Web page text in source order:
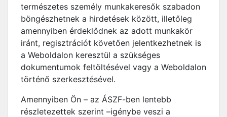
természetes személy munkakeresők szabadon
böngészhetnek a hirdetések között, illetőleg
amennyiben érdeklődnek az adott munkakör
iránt, regisztrációt követően jelentkezhetnek is
a Weboldalon keresztül a szükséges
dokumentumok feltöltésével vagy a Weboldalon
történő szerkesztésével.
Amennyiben Ön – az ÁSZF-ben lentebb
részletezettek szerint –igénybe veszi a